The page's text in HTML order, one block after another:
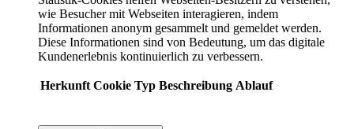
wie Besucher mit Webseiten interagieren, indem
Informationen anonym gesammelt und gemeldet werden.
Diese Informationen sind von Bedeutung, um das digitale
Kundenerlebnis kontinuierlich zu verbessern.
Herkunft Cookie Typ Beschreibung Ablauf